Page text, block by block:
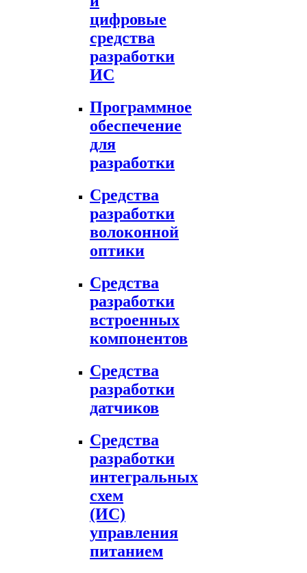
цифровые
средства
разработки
ИС
Программное
обеспечение
для
разработки
Средства
разработки
волоконной
оптики
Средства
разработки
встроенных
компонентов
Средства
разработки
датчиков
Средства
разработки
интегральных
схем
(ИС)
управления
питанием